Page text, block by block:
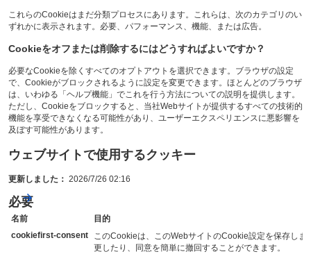
これらのCookieはまだ分類プロセスにあります。これらは、次のカテゴリのい
ずれかに表示されます。必要、パフォーマンス、機能、または広告。
Cookieをオフまたは削除するにはどうすればよいですか？
必要なCookieを除くすべてのオプトアウトを選択できます。ブラウザの設定
で、Cookieがブロックされるように設定を変更できます。ほとんどのブラウザ
は、いわゆる「ヘルプ機能」でこれを行う方法についての説明を提供します。
ただし、Cookieをブロックすると、当社Webサイトが提供するすべての技術的
機能を享受できなくなる可能性があり、ユーザーエクスペリエンスに悪影響を
及ぼす可能性があります。
ウェブサイトで使用するクッキー
更新しました： 2026/7/26 02:16
必要
名前
目的
cookiefirst-consent
このCookieは、このWebサイトのCookie設定を保存しま
更したり、同意を簡単に撤回することができます。